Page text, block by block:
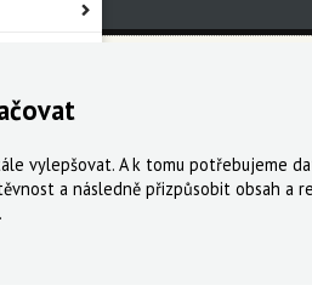
Obchodní podmínky Registrace
vylepšovat. A k tomu potřebujeme
a následně přizpůsobit obsah a
.